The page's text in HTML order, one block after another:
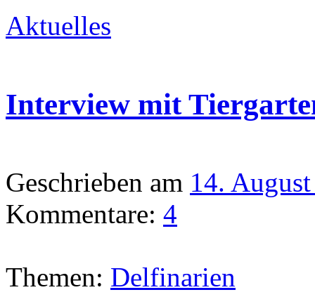
Aktuelles
Interview mit
Geschrieben am 14.
Kommentare: 4
Themen: Delfinarien